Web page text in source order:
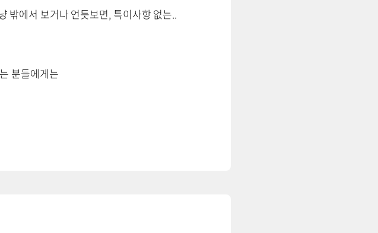
밖에서 보거나 언듯보면, 특이사항 없는..
분들에게는